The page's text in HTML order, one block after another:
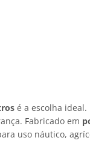
é a escolha
Fabricado em
uso náutico,